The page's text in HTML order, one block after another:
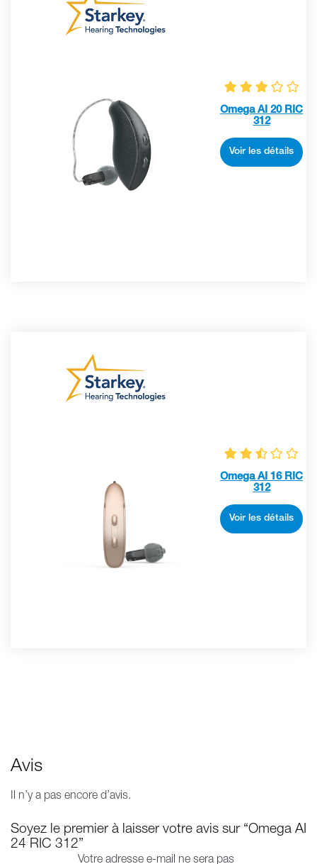
Omega AI 20 RIC
312
Voir les détails
Omega AI 16 RIC
312
Voir les détails
Avis
Il n’y a pas encore d’avis.
Soyez le premier à laisser votre avis sur “Omega AI
24 RIC 312”
Votre adresse e-mail ne sera pas